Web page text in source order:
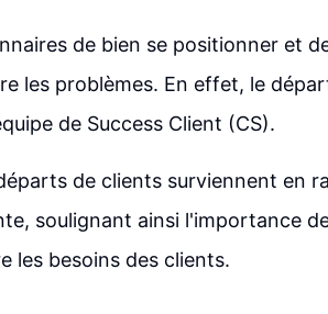
de bien se positionner et
les problèmes. En effet, le
de Success Client (CS).
de clients surviennent en
soulignant ainsi l'importance
les besoins des clients.